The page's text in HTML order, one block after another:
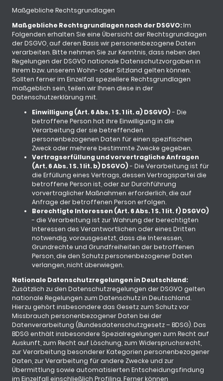
Maßgebliche Rechtsgrundlagen
Maßgebliche Rechtsgrundlagen nach der DSGVO:Im
Folgenden erhalten Sie eine Übersicht der Rechtsgrundlagen
der DSGVO, auf deren Basis wir personenbezogene Daten
verarbeiten. Bitte nehmen Sie zur Kenntnis, dass neben den
Regelungen der DSGVO nationale Datenschutzvorgaben in
Ihrem bzw. unserem Wohn- oder Sitzland gelten können.
Sollten ferner im Einzelfall speziellere Rechtsgrundlagen
maßgeblich sein, teilen wir Ihnen diese in der
Datenschutzerklärung mit.
Einwilligung (Art. 6 Abs. 1 S. 1 lit. a) DSGVO)- Die
betroffene Person hat ihre Einwilligung in die
Verarbeitung der sie betreffenden
personenbezogenen Daten für einen spezifischen
Zweck oder mehrere bestimmte Zwecke gegeben.
Vertragserfüllung und vorvertragliche Anfragen
(Art. 6 Abs. 1 S. 1 lit. b) DSGVO)- Die Verarbeitung ist für
die Erfüllung eines Vertrags, dessen Vertragspartei die
betroffene Person ist, oder zur Durchführung
vorvertraglicher Maßnahmen erforderlich, die auf
Anfrage der betroffenen Person erfolgen.
Berechtigte Interessen (Art. 6 Abs. 1 S. 1 lit. f) DSGVO)
- die Verarbeitung ist zur Wahrung der berechtigten
Interessen des Verantwortlichen oder eines Dritten
notwendig, vorausgesetzt, dass die Interessen,
Grundrechte und Grundfreiheiten der betroffenen
Person, die den Schutz personenbezogener Daten
verlangen, nicht überwiegen.
Nationale Datenschutzregelungen in Deutschland:
Zusätzlich zu den Datenschutzregelungen der DSGVO gelten
nationale Regelungen zum Datenschutz in Deutschland.
Hierzu gehört insbesondere das Gesetz zum Schutz vor
Missbrauch personenbezogener Daten bei der
Datenverarbeitung (Bundesdatenschutzgesetz – BDSG). Das
BDSG enthält insbesondere Spezialregelungen zum Recht auf
Auskunft, zum Recht auf Löschung, zum Widerspruchsrecht,
zur Verarbeitung besonderer Kategorien personenbezogener
Daten, zur Verarbeitung für andere Zwecke und zur
Übermittlung sowie automatisierten Entscheidungsfindung
im Einzelfall einschließlich Profiling. Ferner können